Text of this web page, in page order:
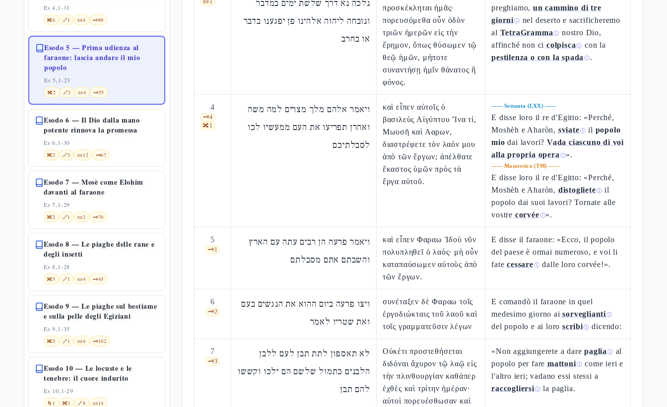
Es 4,1-31
🔀6 🔗1 📜4 🗝️89
Esodo 5 — Prima udienza al
faraone: lascia andare il mio
popolo
Es 5,1-23
🔀2 🔗2 📜4 🗝️55
Esodo 6 — Il Dio dalla mano
potente rinnova la promessa
Es 6,1-30
🔀2 🔗3 📜12 🗝️67
Esodo 7 — Mosè come Elohim
davanti al faraone
Es 7,1-29
🔀2 🔗1 📜2 🗝️70
Esodo 8 — Le piaghe delle rane e
degli insetti
Es 8,1-28
🔀5 🔗1 📜4 🗝️45
Esodo 9 — Le piaghe sul bestiame
e sulla pelle degli Egiziani
Es 9,1-35
🔀5 🔗1 📜4 🗝️102
Esodo 10 — Le locuste e le
tenebre: il cuore indurito
Es 10,1-29
🌀 1 🔀3 🔗8 📜14
📜1
נלכה נא דרך שלשת ימים במדבר
ונזבחה ליהוה אלהינו פן יפגענו בדבר
או בחרב
προσκέκληται ἡμᾶς·
πορευσόμεθα οὖν ὁδὸν
τριῶν ἡμερῶν εἰς τὴν
ἔρημον, ὅπως θύσωμεν τῷ
θεῷ ἡμῶν, μήποτε
συναντήσῃ ἡμῖν θάνατος ἢ
φόνος.
preghiamo,un cammino di tre
giorniⓘ nel deserto e sacrificheremo
al TetraGramma ⓘ nostro Dio,
affinché non cicolpisca ⓘ con la
pestilenza o con la spada ⓘ.
4
🗝️4
🔀1
ויאמר אלהם מלך מצרים למה משה
ואהרן תפריעו את העם ממעשיו לכו
לסבלתיכם
καὶ εἶπεν αὐτοῖς ὁ
βασιλεὺς Αἰγύπτου Ἵνα τί,
Μωυσῆ καὶ Ααρων,
διαστρέφετε τὸν λαόν μου
ἀπὸ τῶν ἔργων; ἀπέλθατε
ἕκαστος ὑμῶν πρὸς τὰ
ἔργα αὐτοῦ.
——Settanta (LXX)——
E disse loro il re d'Egitto: «Perché,
Moshèh e Aharòn, sviateⓘ il popolo
mio dai lavori?Vada ciascuno di voi
alla propria opera ⓘ».
——Masoretico (TM) ——
E disse loro il re d'Egitto: «Perché,
Moshèh e Aharòn, distoglieteⓘ il
popolo dai suoi lavori? Tornate alle
vostre corvéeⓘ».
5
🗝️1
ויאמר פרעה הן רבים עתה עם הארץ
והשבתם אתם מסבלתם
καὶ εἶπεν Φαραω Ἰδοὺ νῦν
πολυπληθεῖ ὁ λαός· μὴ οὖν
καταπαύσωμεν αὐτοὺς ἀπὸ
τῶν ἔργων.
E disse il faraone: «Ecco, il popolo
del paese è ormai numeroso, e voi li
fatecessareⓘ dalle loro corvée!».
6
🗝️2
ויצו פרעה ביום ההוא את הנגשים בעם
ואת שטריו לאמר
συνέταξεν δὲ Φαραω τοῖς
ἐργοδιώκταις τοῦ λαοῦ καὶ
τοῖς γραμματεῦσιν λέγων
E comandò il faraone in quel
medesimo giorno aisorvegliantiⓘ
del popolo e ai loroscribiⓘ dicendo:
7
🗝️3
לא תאספון לתת תבן לעם ללבן
הלבנים כתמול שלשם הם ילכו וקששו
להם תבן
Οὐκέτι προστεθήσεται
διδόναι ἄχυρον τῷ λαῷ εἰς
τὴν πλινθουργίαν καθάπερ
ἐχθὲς καὶ τρίτην ἡμέραν·
αὐτοὶ πορευέσθωσαν καὶ
«Non aggiungerete a darepaglia ⓘ al
popolo per faremattoniⓘ come ieri e
l'altro ieri; vadano essi stessi a
raccogliersiⓘ la paglia.